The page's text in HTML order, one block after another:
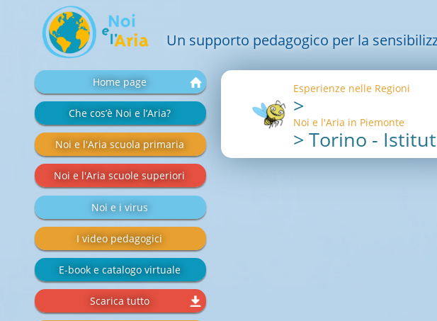
Un supporto pedagogico per la
Esperienze nelle Regioni
>
Noi e l'Aria in Piemonte
> Torino -
Salta
la
navigazione
Home page
Che cos’è Noi e l’Aria?
Noi e l'Aria scuola primaria
Noi e l'Aria scuole superiori
Noi e i virus
I video pedagogici
E-book e catalogo virtuale
Scarica tutto